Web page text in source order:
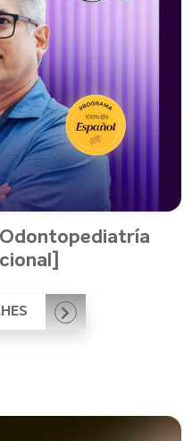
Odontopediatría